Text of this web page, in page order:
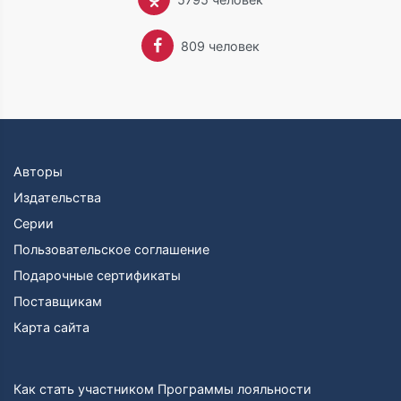
поисковые отряды. После окончания учебы в 1974
году работал геологом в полярной экспедиции на
Государственного Университета. В 1977 году
писать рассказы и повести. С 1978 года и
последующие несколько лет работал в Томской
Томской областной газете «Красное Знамя»
корреспондентом отдела нефтегеологии и
строительства, а также техником в НИИ Высоких
по старообрядческим скитам, по Северному и
«Слово», «Сокровища Валькирии», «Волчья хватка».
809 человек
Авторы
Издательства
Серии
Пользовательское соглашение
Подарочные сертификаты
Поставщикам
Карта сайта
Как стать участником Программы лояльности